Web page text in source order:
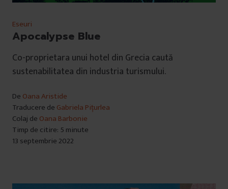
Eseuri
Apocalypse Blue
Co-proprietara unui hotel din Grecia caută
sustenabilitatea din industria turismului.
De Oana Aristide
Traducere de Gabriela Pițurlea
Colaj de Oana Barbonie
Timp de citire: 5 minute
13 septembrie 2022